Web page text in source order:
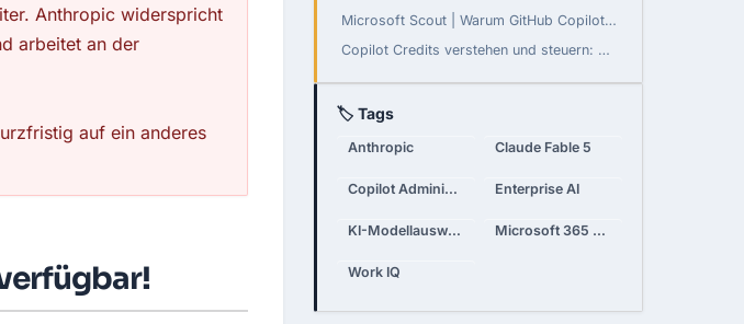
Anthropic widerspricht
arbeitet an der
auf ein anderes
Microsoft Scout | Warum GitHub Copilot Pro nicht reicht
Copilot Credits verstehen und steuern: Cowork, Work IQ & Copilot Studio
🏷 Tags
Anthropic Claude Fable 5
Copilot Administration Enterprise AI
KI-Modellauswahl Microsoft 365 Copilot
Work IQ